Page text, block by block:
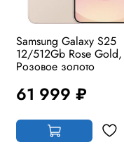
Samsung Galaxy S25
12/512Gb Rose Gold,
Розовое золото
61 999 ₽